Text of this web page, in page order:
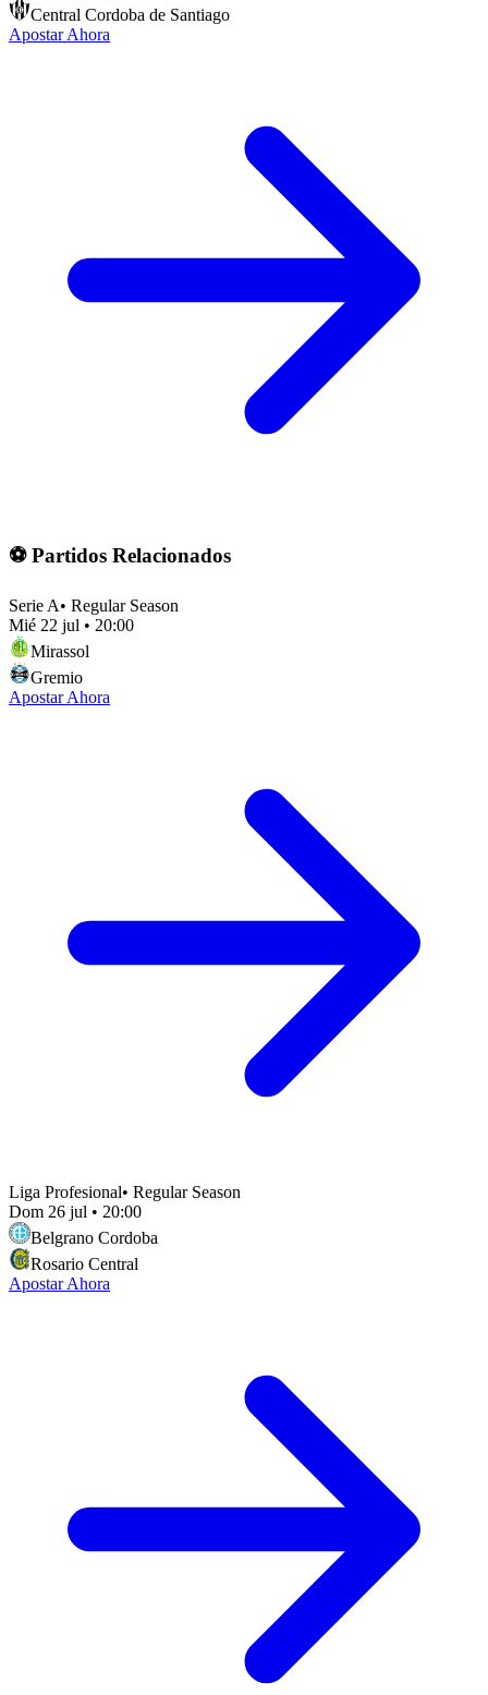
Central Cordoba de Santiago
Apostar Ahora
⚽ Partidos Relacionados
Serie A• Regular Season
Mié 22 jul • 20:00
Mirassol
Gremio
Apostar Ahora
Liga Profesional• Regular Season
Dom 26 jul • 20:00
Belgrano Cordoba
Rosario Central
Apostar Ahora